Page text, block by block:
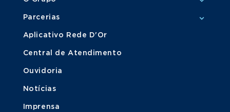
Parcerias
Aplicativo Rede D'Or
Central de Atendimento
Ouvidoria
Notícias
Imprensa